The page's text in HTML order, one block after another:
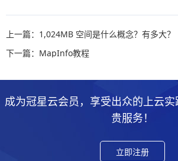
上一篇：1,024MB 空间是什么概念？有多大？
下一篇：MapInfo教程
成为冠星云会员，享受出众的上云
贵服务！
立即注册